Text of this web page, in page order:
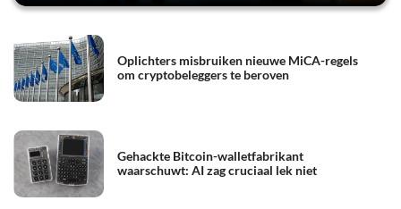
Oplichters misbruiken nieuwe MiCA-regels
om cryptobeleggers te beroven
Gehackte Bitcoin-walletfabrikant
waarschuwt: AI zag cruciaal lek niet